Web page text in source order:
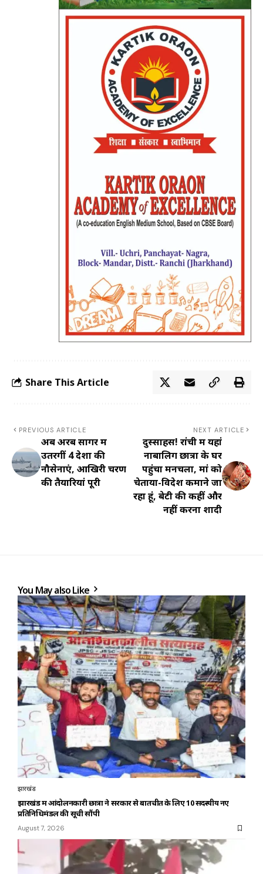
Share This Article
PREVIOUS ARTICLE
अब अरब सागर में
उतरेंगीं 4 देशों की
नौसेनाएं, आखिरी चरण
की तैयारियां पूरी
NEXT ARTICLE
दुस्साहस! रांची में यहां
नाबालिग छात्रा के घर
पहुंचा मनचला, मां को
चेताया-विदेश कमाने जा
रहा हूं, बेटी की कहीं और
नहीं करना शादी
You May also Like
झारखंड
झारखंड में आंदोलनकारी छात्रों ने सरकार से बातचीत के लिए 10 सदस्यीय नए
प्रतिनिधिमंडल की सूची सौंपी
August 7, 2026